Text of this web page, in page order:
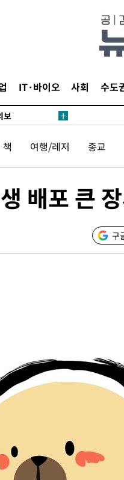
IT·바이오 사회 수도
鄭 42.08%·
위해 뛸 것"
일날씨]
원해 아틀레
보
속[다음주
삼겠다"
겨드려 죄송"
鄭 42.08%·
팀 위해 뛸 것"
승리
일날씨]
원해 아틀레
보
책 여행/레저 종교
배포 큰
구